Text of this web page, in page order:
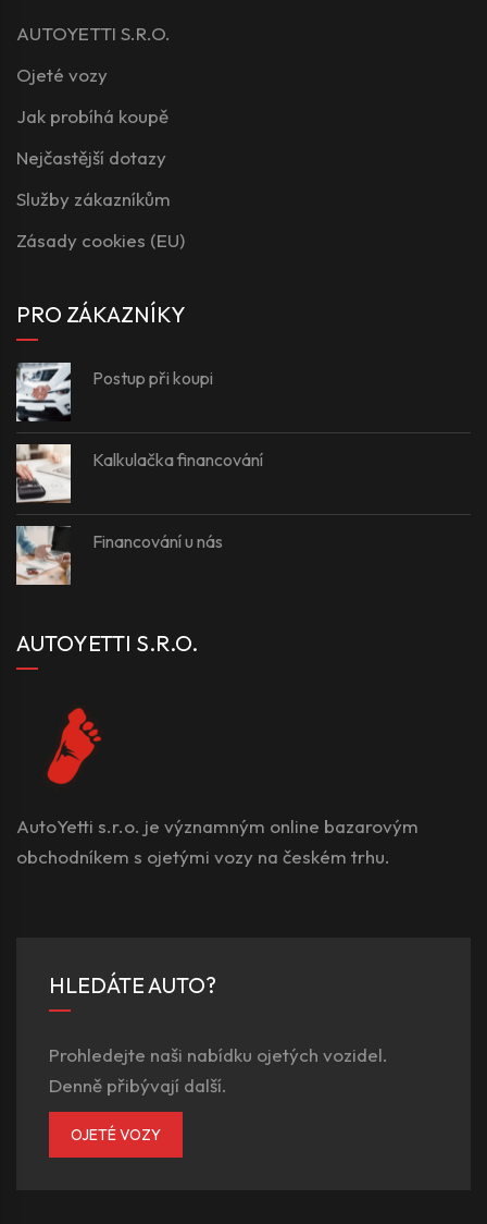
AUTOYETTI S.R.O.
Ojeté vozy
Jak probíhá koupě
Nejčastější dotazy
Služby zákazníkům
Zásady cookies (EU)
PRO ZÁKAZNÍKY
Postup při koupi
Kalkulačka financování
Financování u nás
AUTOYETTI S.R.O.
AutoYetti s.r.o. je významným online bazarovým
obchodníkem s ojetými vozy na českém trhu.
HLEDÁTE AUTO?
Prohledejte naši nabídku ojetých vozidel.
Denně přibývají další.
OJETÉ VOZY